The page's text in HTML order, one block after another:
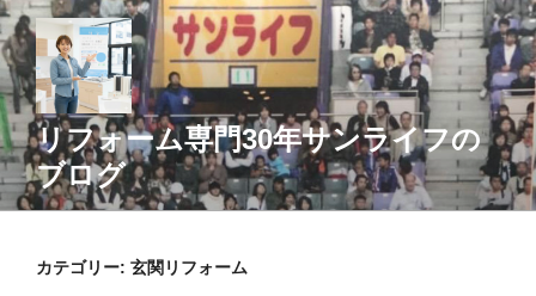
コ
ン
テ
ン
ツ
へ
ス
キ
リフォーム専門30年サンライフの
ブログ
カテゴリー: 玄関リフォーム